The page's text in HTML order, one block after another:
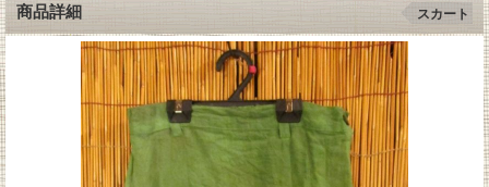
商品詳細 スカート